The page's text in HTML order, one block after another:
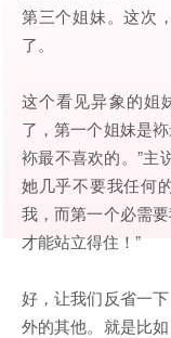
第三个姐妹。这次
了。
这个看见异象的姐
了，第一个姐妹是
袮最不喜欢的。”主
她几乎不要我任何
我，而第一个必需
才能站立得住！”
好，让我们反省一
外的其他。就是比